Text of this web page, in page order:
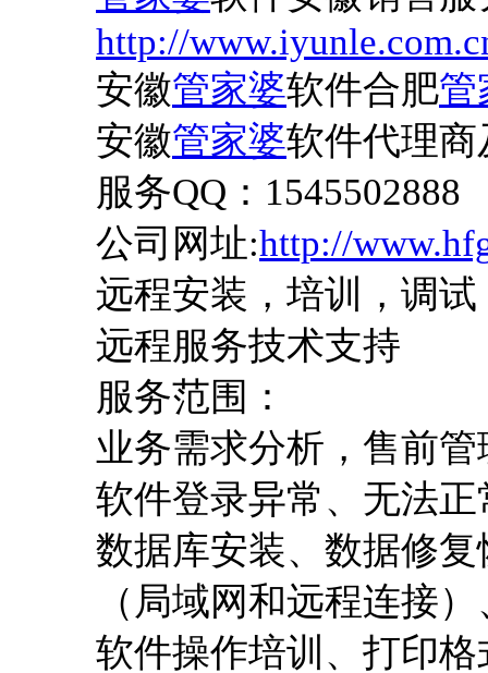
http://
安徽管家婆软件合肥管
安徽管家婆软件代理商
服务QQ：1545502888
公司网址:http://
远程安装，培训，调试
远程服务技术支持
服务范围：
业务需求分析，售前
软件登录异常、无法
数据库安装、数据修
（局域网和远程连接
软件操作培训、打印